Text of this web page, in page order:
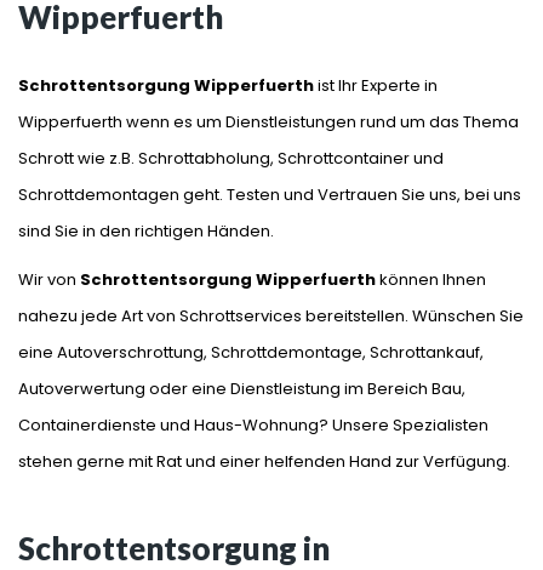
Wipperfuerth
Schrottentsorgung Wipperfuerthist Ihr Experte in
Wipperfuerth wenn es um Dienstleistungen rund um das Thema
Schrott wie z.B. Schrottabholung, Schrottcontainer und
Schrottdemontagen geht. Testen und Vertrauen Sie uns, bei uns
sind Sie in den richtigen Händen.
Wir von Schrottentsorgung Wipperfuerthkönnen Ihnen
nahezu jede Art von Schrottservices bereitstellen. Wünschen Sie
eine Autoverschrottung, Schrottdemontage, Schrottankauf,
Autoverwertung oder eine Dienstleistung im Bereich Bau,
Containerdienste und Haus-Wohnung? Unsere Spezialisten
stehen gerne mit Rat und einer helfenden Hand zur Verfügung.
Schrottentsorgung in